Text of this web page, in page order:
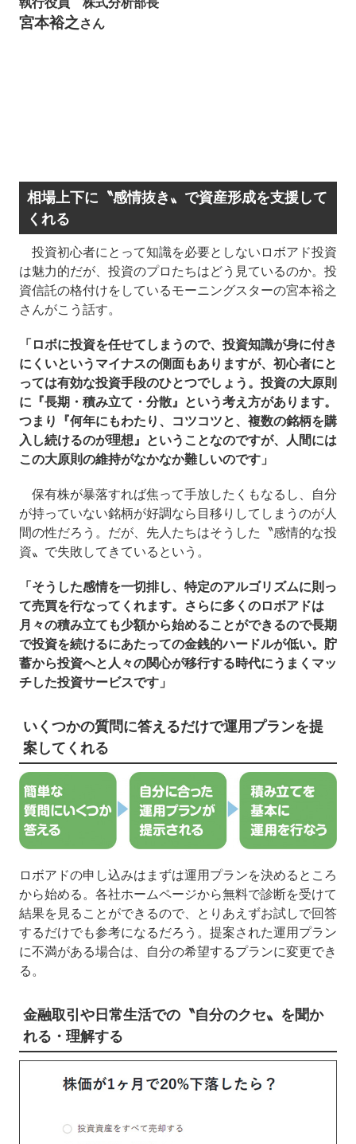
宮本裕之 さん
相場上下に〝感情抜き〟で資産形成を支援して
くれる
投資初心者にとって知識を必要としないロボアド投資
は魅力的だが、投資のプロたちはどう見ているのか。投
資信託の格付けをしているモーニングスターの宮本裕之
さんがこう話す。
「ロボに投資を任せてしまうので、投資知識が身に付き
にくいというマイナスの側面もありますが、初心者にと
っては有効な投資手段のひとつでしょう。投資の大原則
に『長期・積み立て・分散』という考え方があります。
つまり『何年にもわたり、コツコツと、複数の銘柄を購
入し続けるのが理想』ということなのですが、人間には
この大原則の維持がなかなか難しいのです」
保有株が暴落すれば焦って手放したくもなるし、自分
が持っていない銘柄が好調なら目移りしてしまうのが人
間の性だろう。だが、先人たちはそうした〝感情的な投
資〟で失敗してきているという。
「そうした感情を一切排し、特定のアルゴリズムに則っ
て売買を行なってくれます。さらに多くのロボアドは
月々の積み立ても少額から始めることができるので長期
で投資を続けるにあたっての金銭的ハードルが低い。貯
蓄から投資へと人々の関心が移行する時代にうまくマッ
チした投資サービスです」
いくつかの質問に答えるだけで運用プランを提
案してくれる
ロボアドの申し込みはまずは運用プランを決めるところ
から始める。各社ホームページから無料で診断を受けて
結果を見ることができるので、とりあえずお試しで回答
するだけでも参考になるだろう。提案された運用プラン
に不満がある場合は、自分の希望するプランに変更でき
る。
金融取引や日常生活での〝自分のクセ〟を聞か
れる・理解する